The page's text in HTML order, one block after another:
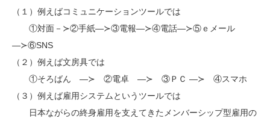
（１）例えばコミュニケーションツールでは
①対面－≻②手紙―≻③電報―≻④電話―≻⑤ｅメール
―≻⑥SNS
（２）例えば文房具では
①そろばん ―≻ ②電卓 ―≻ ③ＰＣ ―≻ ④スマホ
（３）例えば雇用システムというツールでは
日本ながらの終身雇用を支えてきたメンバーシップ型雇用の